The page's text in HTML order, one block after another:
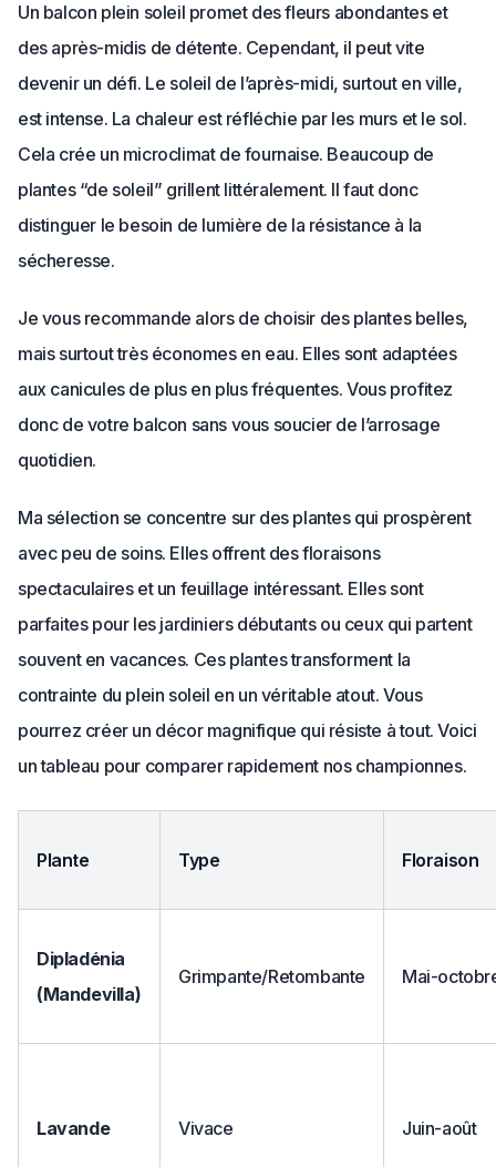
Un balcon plein soleil promet des fleurs abondantes et
des après-midis de détente. Cependant, il peut vite
devenir un défi. Le soleil de l’après-midi, surtout en ville,
est intense. La chaleur est réfléchie par les murs et le sol.
Cela crée un microclimat de fournaise. Beaucoup de
plantes “de soleil” grillent littéralement. Il faut donc
distinguer le besoin de lumière de la résistance à la
sécheresse.
Je vous recommande alors de choisir des plantes belles,
mais surtout très économes en eau. Elles sont adaptées
aux canicules de plus en plus fréquentes. Vous profitez
donc de votre balcon sans vous soucier de l’arrosage
quotidien.
Ma sélection se concentre sur des plantes qui prospèrent
avec peu de soins. Elles offrent des floraisons
spectaculaires et un feuillage intéressant. Elles sont
parfaites pour les jardiniers débutants ou ceux qui partent
souvent en vacances. Ces plantes transforment la
contrainte du plein soleil en un véritable atout. Vous
pourrez créer un décor magnifique qui résiste à tout. Voici
un tableau pour comparer rapidement nos championnes.
Plante Type Floraison
Dipladénia
(Mandevilla)
Grimpante/Retombante Mai-
Lavande Vivace Juin-août